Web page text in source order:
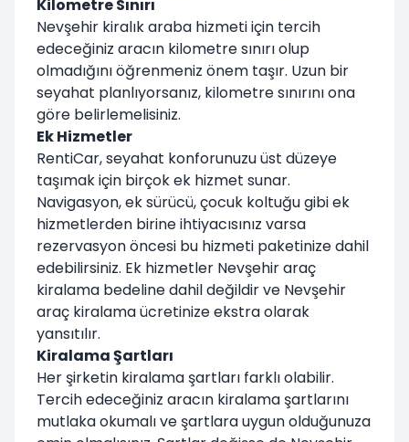
Kilometre Sınırı
Nevşehir kiralık araba hizmeti için tercih
edeceğiniz aracın kilometre sınırı olup
olmadığını öğrenmeniz önem taşır. Uzun bir
seyahat planlıyorsanız, kilometre sınırını ona
göre belirlemelisiniz.
Ek Hizmetler
RentiCar, seyahat konforunuzu üst düzeye
taşımak için birçok ek hizmet sunar.
Navigasyon, ek sürücü, çocuk koltuğu gibi ek
hizmetlerden birine ihtiyacısınız varsa
rezervasyon öncesi bu hizmeti paketinize dahil
edebilirsiniz. Ek hizmetler Nevşehir araç
kiralama bedeline dahil değildir ve Nevşehir
araç kiralama ücretinize ekstra olarak
yansıtılır.
Kiralama Şartları
Her şirketin kiralama şartları farklı olabilir.
Tercih edeceğiniz aracın kiralama şartlarını
mutlaka okumalı ve şartlara uygun olduğunuza